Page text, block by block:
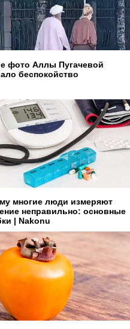
фото Аллы Пугачевой
беспокойство
многие люди измеряют
неправильно: основные
| Nakonu